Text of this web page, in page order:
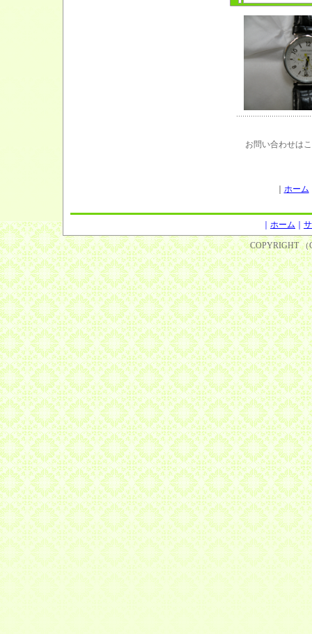
お問い合わせは
ホーム
ホーム
COPYRIGHT （